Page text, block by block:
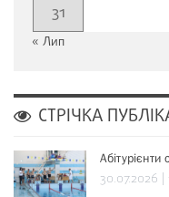
31
« Лип
СТРІЧКА
Абітурієнти
30.07.2026 |